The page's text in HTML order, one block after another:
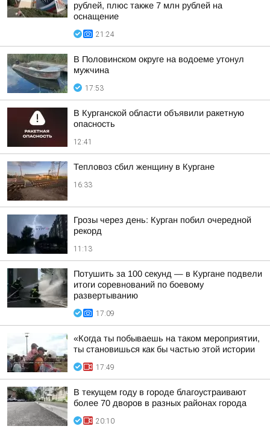
рублей, плюс также 7 млн рублей на
оснащение
21:24
В Половинском округе на водоеме утонул
мужчина
17:53
В Курганской области объявили ракетную
опасность
12:41
Тепловоз сбил женщину в Кургане
16:33
Грозы через день: Курган побил очередной
рекорд
11:13
Потушить за 100 секунд — в Кургане подвели
итоги соревнований по боевому
развертыванию
17:09
«Когда ты побываешь на таком мероприятии,
ты становишься как бы частью этой истории
17:49
В текущем году в городе благоустраивают
более 70 дворов в разных районах города
20:10